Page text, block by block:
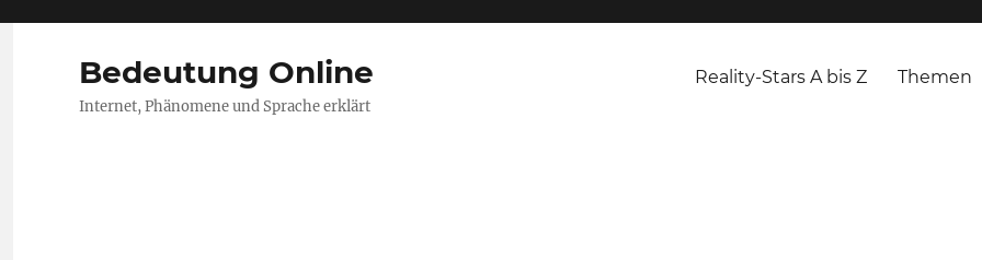
Bedeutung Online
Internet, Phänomene und Sprache erklärt
Reality-Stars A bis Z Themen